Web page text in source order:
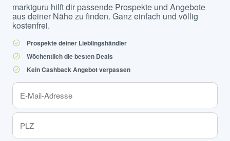
marktguru hilft dir passende Prospekte und Angebote
aus deiner Nähe zu finden. Ganz einfach und völlig
kostenfrei.
Prospekte deiner Lieblingshändler
Wöchentlich die besten Deals
Kein Cashback Angebot verpassen